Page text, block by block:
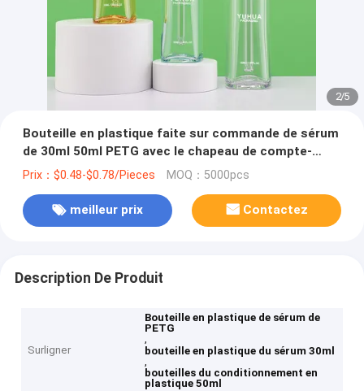
2/5
Bouteille en plastique faite sur commande de sérum
de 30ml 50ml PETG avec le chapeau de compte-
gouttes
Prix：$0.48-$0.78/Pieces MOQ：5000pcs
meilleur prix Contactez
Description De Produit
Surligner
Bouteille en plastique de sérum de
PETG
,
bouteille en plastique du sérum 30ml
,
bouteilles du conditionnement en
plastique 50ml